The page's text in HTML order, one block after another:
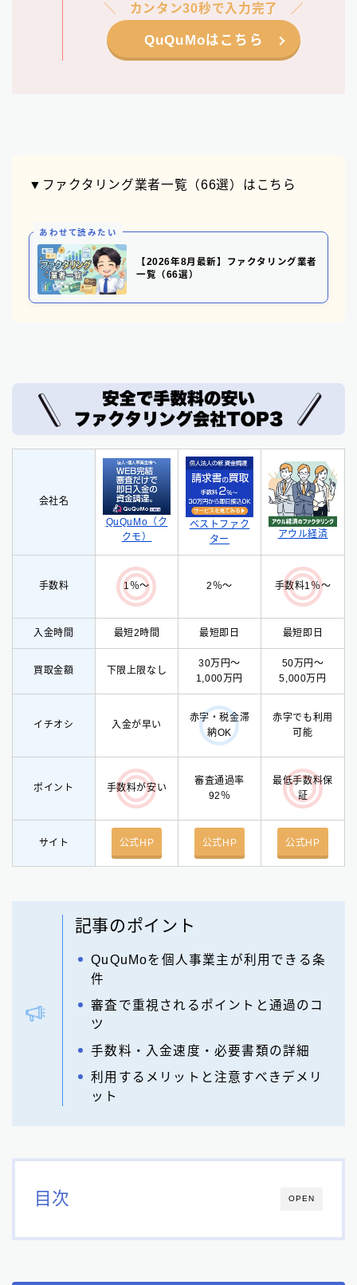
カンタン30秒で入力完了
QuQuMoはこちら
▼ファクタリング業者一覧（66選）はこちら
あわせて読みたい
【2026年8月最新】ファクタリング業者
一覧（66選）
会社名
QuQuMo（ク
クモ）
ベストファク
ター
アウル経済
手数料 1％〜 2％〜 手数料1％〜
入金時間 最短2時間 最短即日 最短即日
買取金額 下限上限なし
30万円〜
1,000万円
50万円〜
5,000万円
イチオシ 入金が早い
赤字・税金滞
納OK
赤字でも利用
可能
ポイント 手数料が安い
審査通過率
92％
最低手数料保
証
サイト 公式HP 公式HP 公式HP
記事のポイント
QuQuMoを個人事業主が利用できる条
件
審査で重視されるポイントと通過のコ
ツ
手数料・入金速度・必要書類の詳細
利用するメリットと注意すべきデメリ
ット
OPEN
目次